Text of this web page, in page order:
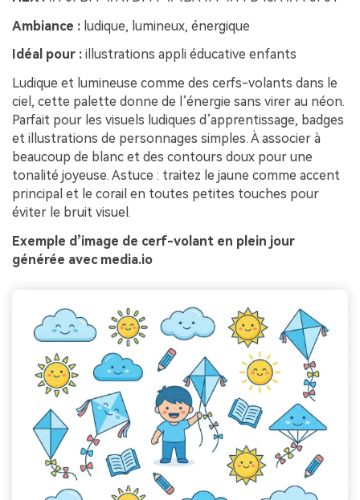
Ambiance : ludique, lumineux, énergique
Idéal pour : illustrations appli éducative enfants
Ludique et lumineuse comme des cerfs-volants dans le
ciel, cette palette donne de l’énergie sans virer au néon.
Parfait pour les visuels ludiques d’apprentissage, badges
et illustrations de personnages simples. À associer à
beaucoup de blanc et des contours doux pour une
tonalité joyeuse. Astuce : traitez le jaune comme accent
principal et le corail en toutes petites touches pour
éviter le bruit visuel.
Exemple d’image de cerf-volant en plein jour
générée avec media.io